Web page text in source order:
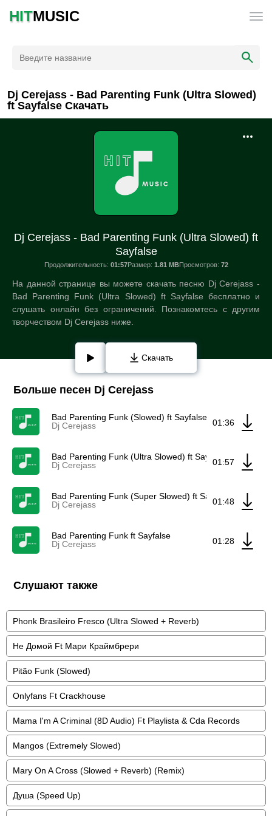
HITMUSIC
Dj Cerejass - Bad Parenting Funk (Ultra Slowed)
ft Sayfalse Скачать
Dj Cerejass - Bad Parenting Funk (Ultra Slowed) ft
Sayfalse
Продолжительность: 01:57Размер: 1.81 MBПросмотров: 72
На данной странице вы можете скачать песню Dj Cerejass -
Bad Parenting Funk (Ultra Slowed) ft Sayfalse бесплатно и
слушать онлайн без ограничений. Познакомтесь с другим
творчеством Dj Cerejass ниже.
Скачать
Больше песен Dj Cerejass
Bad Parenting Funk (Slowed) ft Sayfalse
Dj Cerejass
01:36
Bad Parenting Funk (Ultra Slowed) ft Sayfalse
Dj Cerejass
01:57
Bad Parenting Funk (Super Slowed) ft Sayfalse
Dj Cerejass
01:48
Bad Parenting Funk ft Sayfalse
Dj Cerejass
01:28
Слушают также
Phonk Brasileiro Fresco (Ultra Slowed + Reverb)
Не Домой Ft Мари Краймбрери
Pitão Funk (Slowed)
Onlyfans Ft Crackhouse
Mama I'm A Criminal (8D Audio) Ft Playlista & Cda Records
Mangos (Extremely Slowed)
Mary On A Cross (Slowed + Reverb) (Remix)
Душа (Speed Up)